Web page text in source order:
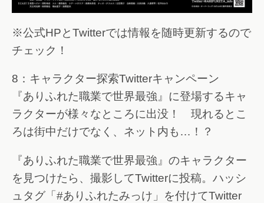
※公式HPとTwitterでは情報を随時更新するので
チェック！
8：キャラクター探索Twitterキャンペーン
『ありふれた職業で世界最強』に登場するキャ
ラクターが様々なところに出没！ 現れるとこ
ろは街中だけでなく、ネット内も…！？
『ありふれた職業で世界最強』のキャラクター
を見つけたら、撮影してTwitterに投稿。ハッシ
ュタグ「#ありふれたみっけ」を付けてTwitter